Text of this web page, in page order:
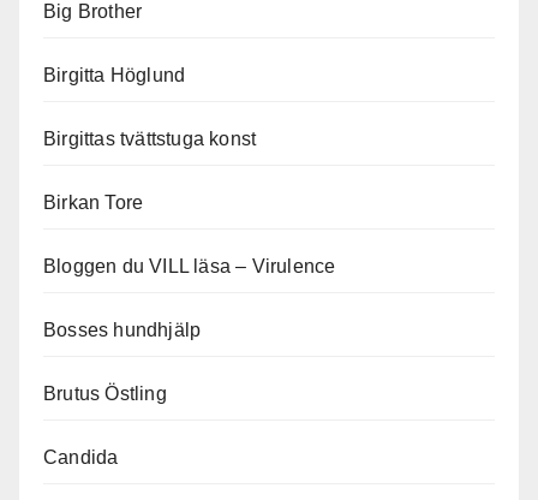
Big Brother
Birgitta Höglund
Birgittas tvättstuga konst
Birkan Tore
Bloggen du VILL läsa – Virulence
Bosses hundhjälp
Brutus Östling
Candida